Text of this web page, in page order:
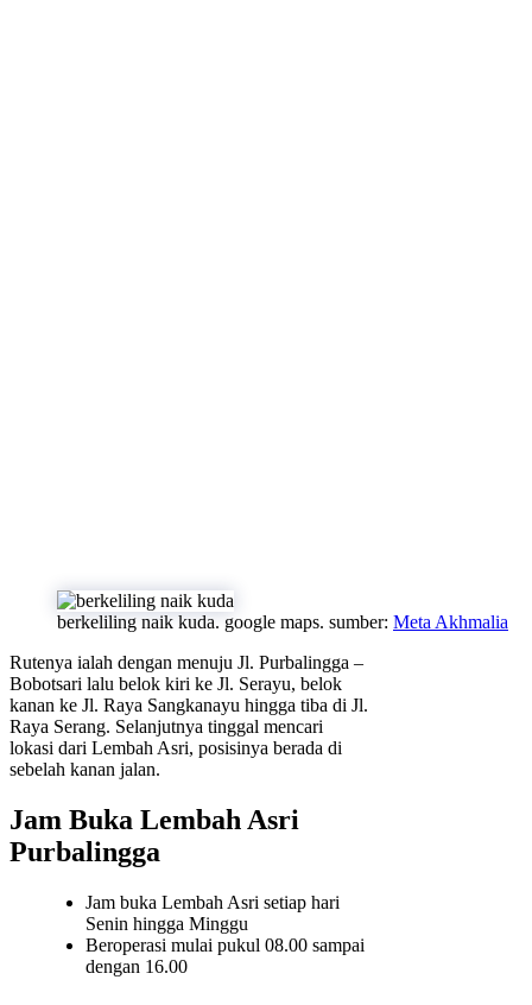
berkeliling naik kuda. google maps. sumber: Meta Akhmalia
Rutenya ialah dengan menuju Jl. Purbalingga –
Bobotsari lalu belok kiri ke Jl. Serayu, belok
kanan ke Jl. Raya Sangkanayu hingga tiba di Jl.
Raya Serang. Selanjutnya tinggal mencari
lokasi dari Lembah Asri, posisinya berada di
sebelah kanan jalan.
Jam Buka Lembah Asri
Purbalingga
Jam buka Lembah Asri setiap hari
Senin hingga Minggu
Beroperasi mulai pukul 08.00 sampai
dengan 16.00